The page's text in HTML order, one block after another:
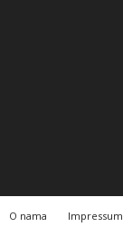
O nama Impressum